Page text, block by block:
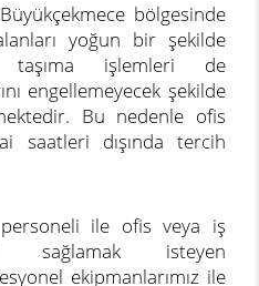
bölgesinde
yoğun bir şekilde
taşıma işlemleri de
engellemeyecek şekilde
Bu nedenle ofis
saatleri dışında tercih
ile ofis veya iş
sağlamak isteyen
ekipmanlarımız ile